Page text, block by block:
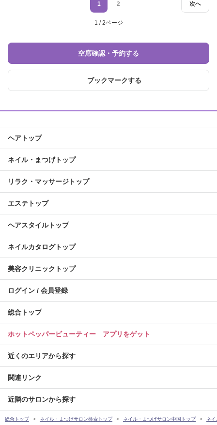
次へ
1 2
1 / 2ページ
空席確認・予約する
ブックマークする
ヘアトップ
ネイル・まつげトップ
リラク・マッサージトップ
エステトップ
ヘアスタイルトップ
ネイルカタログトップ
美容クリニックトップ
ログイン / 会員登録
総合トップ
ホットペッパービューティー アプリをゲット
近くのエリアから探す
関連リンク
近隣のサロンから探す
総合トップ ネイル・まつげサロン検索トップ ネイル・まつげサロン中国トップ ネ